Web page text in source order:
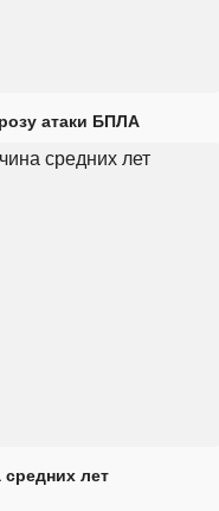
атаки БПЛА
лет